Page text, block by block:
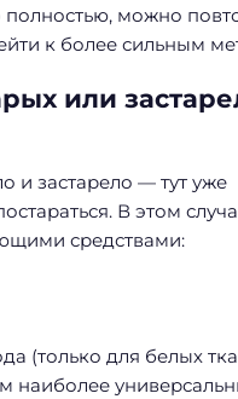
можно
к более сильным
или
и застарело — тут уже
В этом
средствами:
(только для белых
наиболее